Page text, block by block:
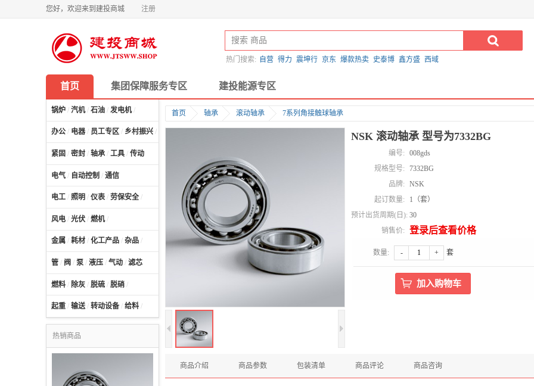
您好，欢迎来到建投商城 注册
热门搜索: 自营 得力 震坤行 京东 爆款热卖 史泰博 鑫方盛 西域
首页 集团保障服务专区 建投能源专区
锅炉 / 汽机/ 石油 / 发电机/
办公 / 电器 / 员工专区 / 乡村振兴 /
紧固 / 密封 / 轴承 / 工具 / 传动
电气 / 自动控制 / 通信
电工 / 照明 / 仪表 / 劳保安全 /
风电 / 光伏 / 燃机/
金属 / 耗材 / 化工产品 / 杂品 /
管 / 阀 / 泵 / 液压 / 气动 / 滤芯
燃料 / 除灰 / 脱硫 / 脱硝 /
起重 / 输送/ 转动设备 / 给料 /
热销商品
首页 轴承 滚动轴承 7系列角接触球轴承
NSK 滚动轴承 型号为7332BG
编号:
008gds
规格型号:
7332BG
品牌:
NSK
起订数量:
1（套）
预计出货周期(日): 30
销售价:
登录后查看价格
数量: - + 套
商品介绍 商品参数 包装清单 商品评论 商品咨询